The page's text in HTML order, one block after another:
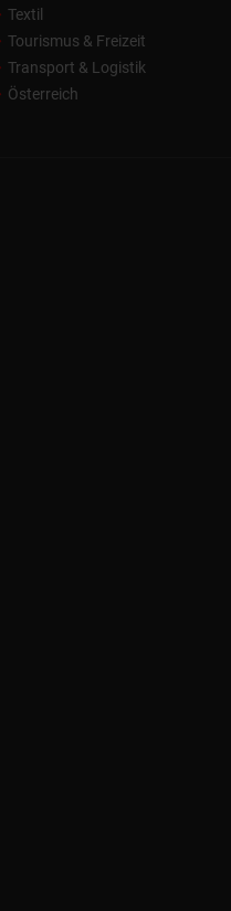
Textil
Tourismus & Freizeit
Transport & Logistik
Österreich